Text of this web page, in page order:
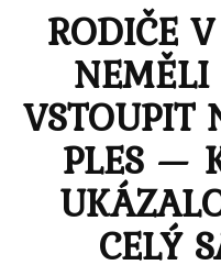
RODIČE
VSTOUPIT
PLES —
CELÝ